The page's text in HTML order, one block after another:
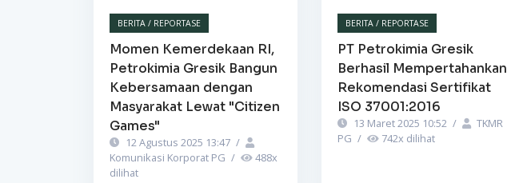
BERITA / REPORTASE
Momen Kemerdekaan RI,
Petrokimia Gresik Bangun
Kebersamaan dengan
Masyarakat Lewat "Citizen
Games"
12 Agustus 2025 13:47 /
Komunikasi Korporat PG / 488x
dilihat
BERITA / REPORTASE
PT Petrokimia Gresik
Berhasil Mempertahankan
Rekomendasi Sertifikat
ISO 37001:2016
13 Maret 2025 10:52 /
TKMR
PG / 742x dilihat